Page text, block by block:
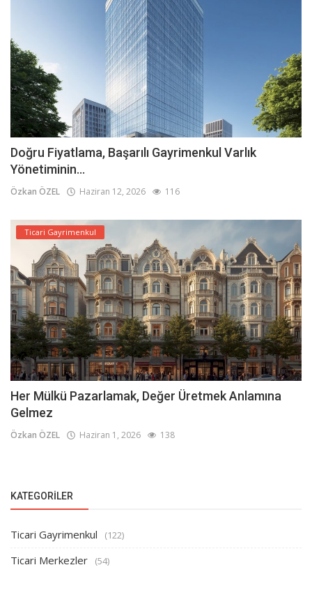
Doğru Fiyatlama, Başarılı Gayrimenkul Varlık
Yönetiminin...
Özkan ÖZEL Haziran 12, 2026 116
Ticari Gayrimenkul
Her Mülkü Pazarlamak, Değer Üretmek Anlamına
Gelmez
Özkan ÖZEL Haziran 1, 2026 138
KATEGORILER
Ticari Gayrimenkul (122)
Ticari Merkezler (54)